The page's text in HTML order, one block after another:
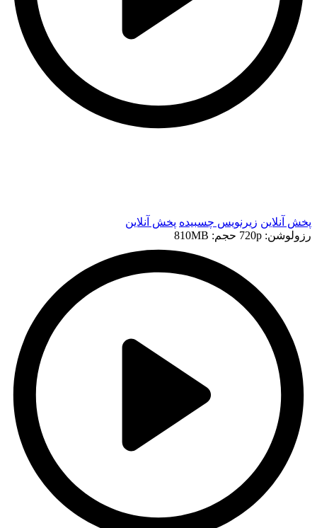
پخش آنلاین زیرنویس چسبیده پخش آنلاین
رزولوشن: 720p
حجم: 810MB